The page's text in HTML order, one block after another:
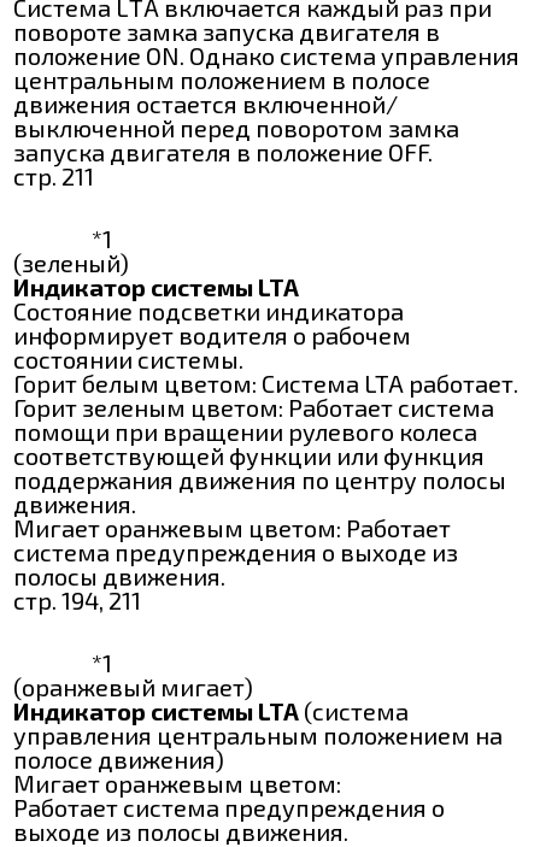
Система LТА включается каждый раз при
повороте замка запуска двигателя в
положение ОN. Однако система управления
центральным положением в полосе
движения остается включенной/
выключенной перед поворотом замка
запуска двигателя в положение OFF.
стр. 211
*1
(зеленый)
Индикатор системы LTA
Состояние подсветки индикатора
информирует водителя о рабочем
состоянии системы.
Горит белым цветом: Система LTA работает.
Горит зеленым цветом: Работает система
помощи при вращении рулевого колеса
соответствующей функции или функция
поддержания движения по центру полосы
движения.
Мигает оранжевым цветом: Работает
система предупреждения о выходе из
полосы движения.
стр. 194, 211
*1
(оранжевый мигает)
Индикатор системы LTA (система
управления центральным положением на
полосе движения)
Мигает оранжевым цветом:
Работает система предупреждения о
выходе из полосы движения.